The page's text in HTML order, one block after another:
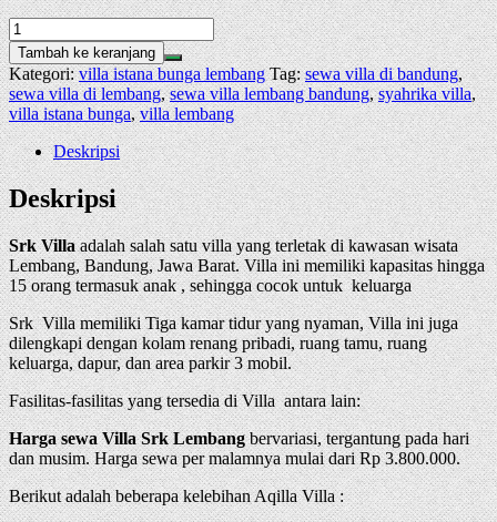
Kuantitas
Villa
Srk
Tambah ke keranjang
Kategori:villa istana bunga lembang Tag:sewa villa di bandung,
sewa villa di lembang,sewa villa lembang bandung,syahrika villa,
villa istana bunga,villa lembang
Deskripsi
Deskripsi
Srk Villaadalah salah satu villa yang terletak di kawasan wisata
Lembang, Bandung, Jawa Barat. Villa ini memiliki kapasitas hingga
15 orang termasuk anak , sehingga cocok untuk keluarga
Srk Villa memiliki Tiga kamar tidur yang nyaman, Villa ini juga
dilengkapi dengan kolam renang pribadi, ruang tamu, ruang
keluarga, dapur, dan area parkir 3 mobil.
Fasilitas-fasilitas yang tersedia di Villa antara lain:
Harga sewa Villa Srk Lembangbervariasi, tergantung pada hari
dan musim. Harga sewa per malamnya mulai dari Rp 3.800.000.
Berikut adalah beberapa kelebihan Aqilla Villa :